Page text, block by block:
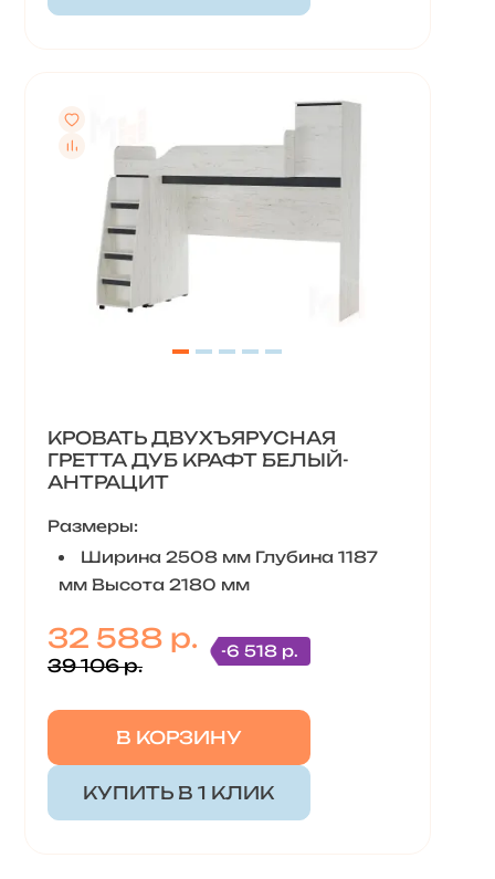
КРОВАТЬ ДВУХЪЯРУСНАЯ
ГРЕТТА ДУБ КРАФТ БЕЛЫЙ-
АНТРАЦИТ
Размеры:
Ширина 2508 мм Глубина 1187
мм Высота 2180 мм
32 588 р.
39 106 р.
-6 518 р.
В КОРЗИНУ
КУПИТЬ В 1 КЛИК